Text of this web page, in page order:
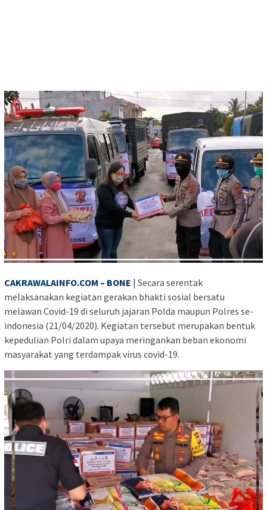
CAKRAWALAINFO.COM – BONE | Secara serentak
melaksanakan kegiatan gerakan bhakti sosial bersatu
melawan Covid-19 di seluruh jajaran Polda maupun Polres se-
indonesia (21/04/2020). Kegiatan tersebut merupakan bentuk
kepedulian Polri dalam upaya meringankan beban ekonomi
masyarakat yang terdampak virus covid-19.